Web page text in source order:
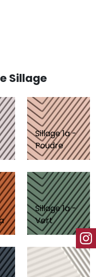
Sillage
Sillage 1a -
Poudre
Sillage 1a -
Vert